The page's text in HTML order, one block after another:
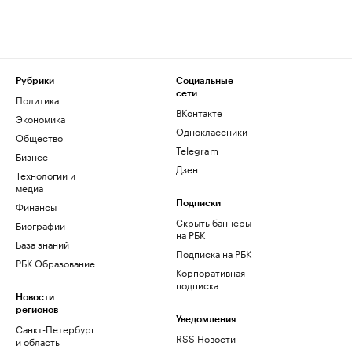
Рубрики
Политика
Экономика
Общество
Бизнес
Технологии и
медиа
Финансы
Биографии
База знаний
РБК Образование
Новости
регионов
Санкт-Петербург
и область
Социальные
сети
ВКонтакте
Одноклассники
Telegram
Дзен
Подписки
Скрыть баннеры
на РБК
Подписка на РБК
Корпоративная
подписка
Уведомления
RSS Новости